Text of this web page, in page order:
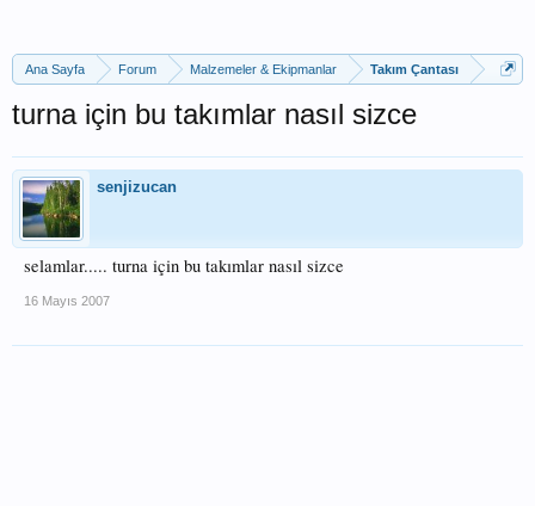
Ana Sayfa Forum Malzemeler & Ekipmanlar Takım Çantası
turna için bu takımlar nasıl sizce
senjizucan
selamlar..... turna için bu takımlar nasıl sizce
16 Mayıs 2007